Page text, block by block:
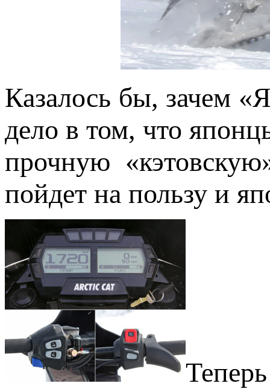
Казалось бы, зачем
дело в том, что
прочную
пойдет на пользу и